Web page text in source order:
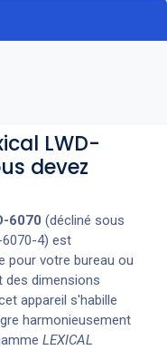
LWD-
devez
6070 (décliné sous
6070-4) est
pour votre bureau ou
des dimensions
appareil s'habille
harmonieusement
LEXICAL